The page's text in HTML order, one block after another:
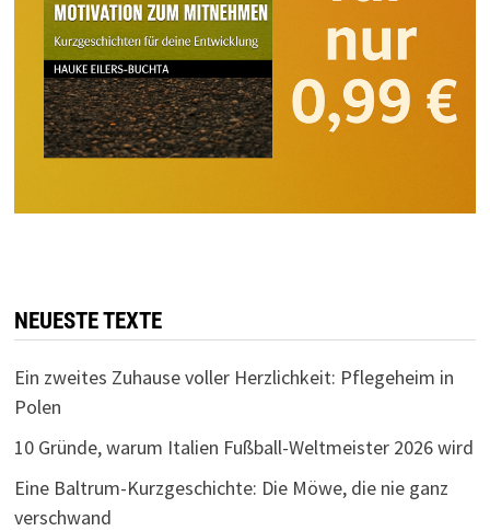
NEUESTE TEXTE
Ein zweites Zuhause voller Herzlichkeit: Pflegeheim in
Polen
10 Gründe, warum Italien Fußball-Weltmeister 2026 wird
Eine Baltrum-Kurzgeschichte: Die Möwe, die nie ganz
verschwand